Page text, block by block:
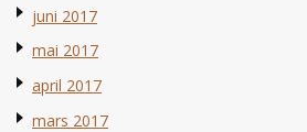
juni 2017
mai 2017
april 2017
mars 2017